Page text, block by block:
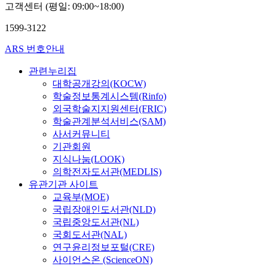
고객센터 (평일: 09:00~18:00)
1599-3122
ARS 번호안내
관련누리집
대학공개강의(KOCW)
학술정보통계시스템(Rinfo)
외국학술지지원센터(FRIC)
학술관계분석서비스(SAM)
사서커뮤니티
기관회원
지식나눔(LOOK)
의학전자도서관(MEDLIS)
유관기관 사이트
교육부(MOE)
국립장애인도서관(NLD)
국립중앙도서관(NL)
국회도서관(NAL)
연구윤리정보포털(CRE)
사이언스온 (ScienceON)